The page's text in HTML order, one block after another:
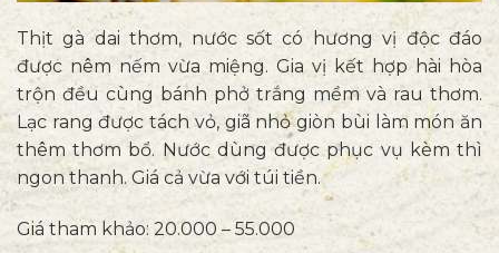
Thịt gà dai thơm, nước sốt có hương vị độc đáo
được nêm nếm vừa miệng. Gia vị kết hợp hài hòa
trộn đều cùng bánh phở trắng mềm và rau thơm.
Lạc rang được tách vỏ, giã nhỏ giòn bùi làm món ăn
thêm thơm bổ. Nước dùng được phục vụ kèm thì
ngon thanh. Giá cả vừa với túi tiền.
Giá tham khảo: 20.000 – 55.000